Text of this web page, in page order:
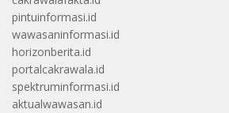
pintuinformasi.id
wawasaninformasi.id
horizonberita.id
portalcakrawala.id
spektruminformasi.id
aktualwawasan.id